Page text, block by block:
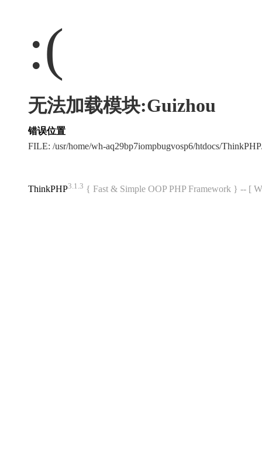
:(
无法加载模块:Guizhou
错误位置
FILE: /usr/home/wh-aq29bp7iompbugvosp6/htdocs/
ThinkPHP3.1.3 { Fast & Simple OOP PHP Framework } -- [